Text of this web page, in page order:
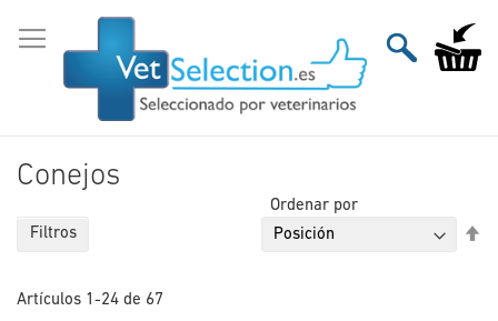
al
contenido
Mi
Conejos
Artículos 1 -24 de 67
Ordenar por
Filtros